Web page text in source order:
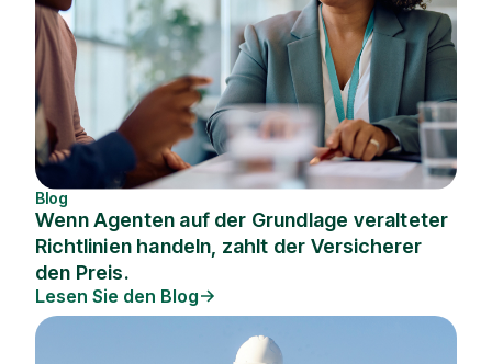
Blog
Wenn Agenten auf der Grundlage veralteter
Richtlinien handeln, zahlt der Versicherer
den Preis.
Lesen Sie den Blog